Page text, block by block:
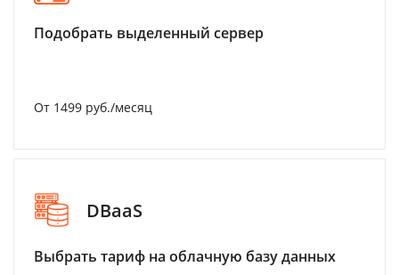
Подобрать выделенный сервер
От 1499 руб./месяц
DBaaS
Выбрать тариф на облачную базу данных